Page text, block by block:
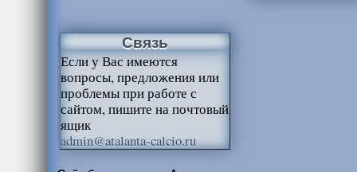
Связь
Если у Вас имеются
вопросы, предложения или
проблемы при работе с
сайтом, пишите на почтовый
ящик
admin@atalanta-calcio.ru